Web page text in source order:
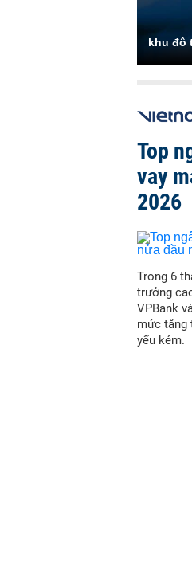
khu đô
Top
vay
2026
Trong 6
trưởng
VPBank
mức tăng
yếu kém.